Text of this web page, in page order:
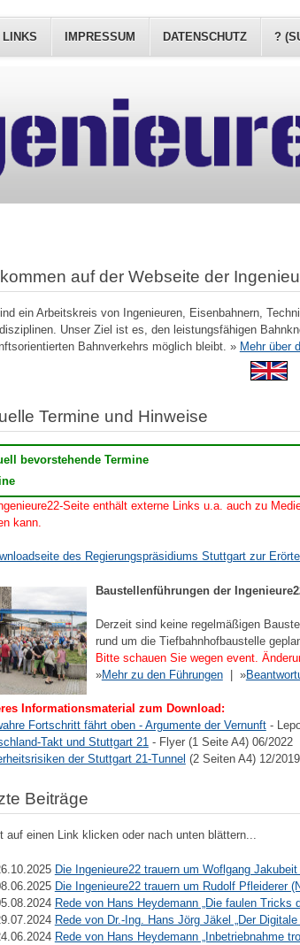
LINKS IMPRESSUM DATENSCHUTZ ?
auf der Webseite der
ein Arbeitskreis von Ingenieuren, Eisenbahnern,
Unser Ziel ist es, den leistungsfähigen
Bahnverkehrs möglich bleibt. » Mehr über
Termine und Hinweise
bevorstehende Termine
Seite enthält externe Links u.a. auch zu
kann.
des Regierungspräsidiums Stuttgart zur
Baustellenführungen der
Derzeit sind keine regelmäßigen
rund um die Tiefbahnhofbaustelle
Bitte schauen Sie wegen event.
»Mehr zu den Führungen| »
Informationsmaterial zum Download:
Fortschritt fährt oben - Argumente der Vernunft-
Takt und Stuttgart 21 - Flyer (1 Seite A4) 06/2022
der Stuttgart 21-Tunnel (2 Seiten A4) 12/2019
Beiträge
auf einen Link klicken oder nach unten blättern...
Die Ingenieure22 trauern um Woflgang
Die Ingenieure22 trauern um Rudolf Pfleiderer
Rede von Hans Heydemann „Die faulen
Rede von Dr.-Ing. Hans Jörg Jäkel „Der
Rede von Hans Heydemann „Inbetriebnahme